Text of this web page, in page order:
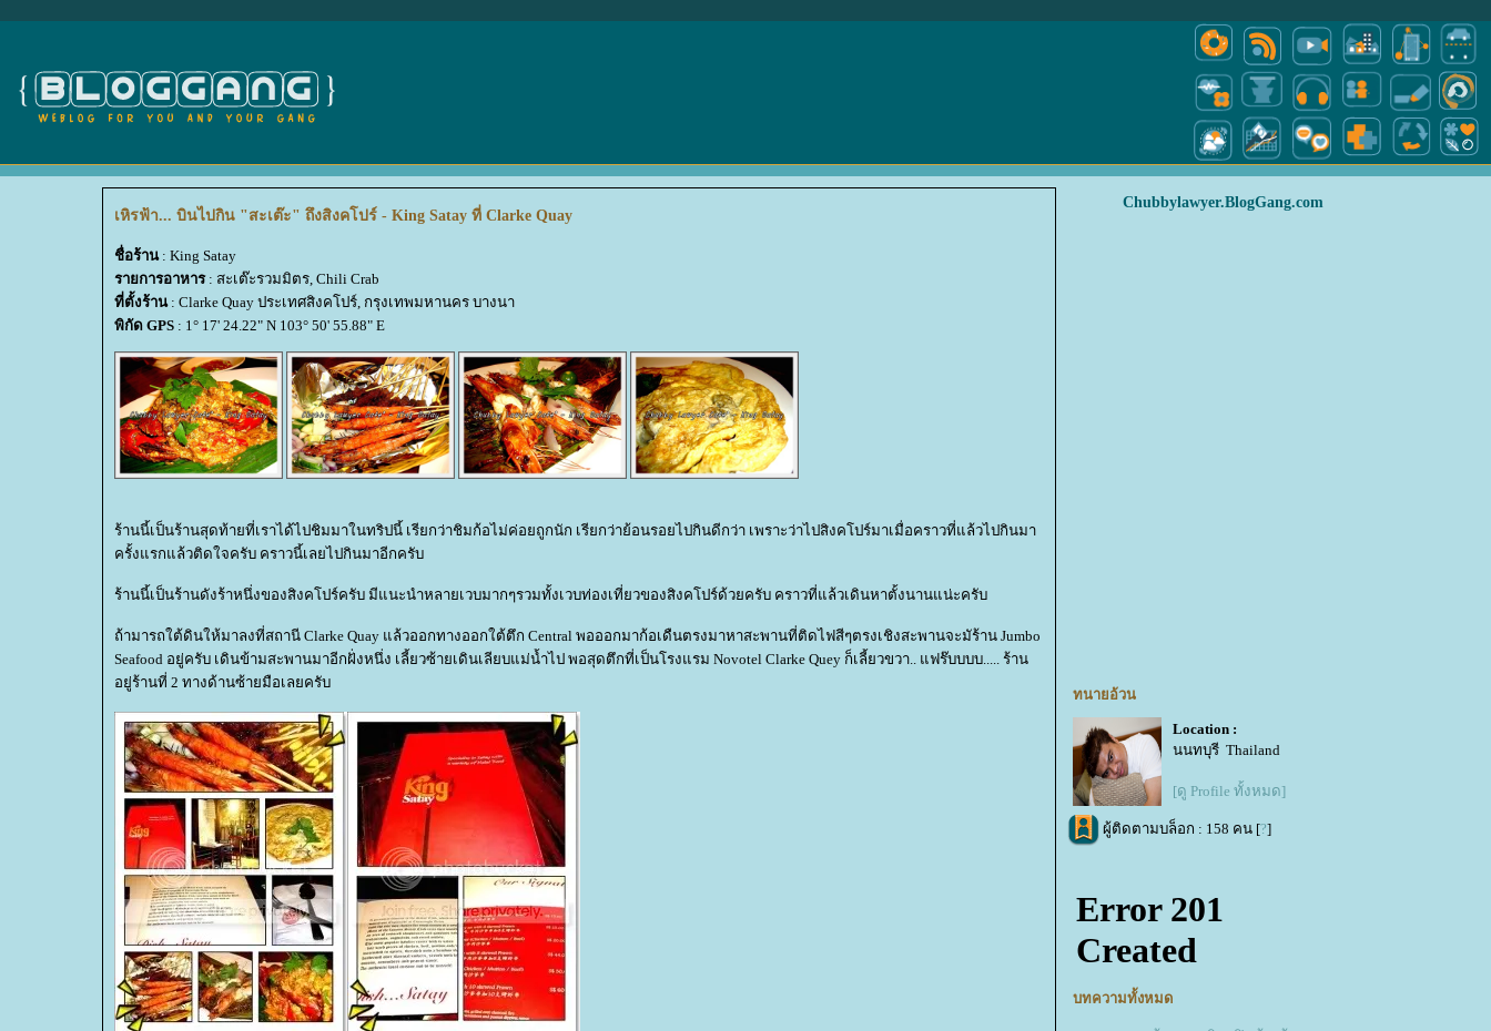
เหิรฟ้า... บินไปกิน "สะเต๊ะ" ถึงสิงคโปร์ - King Satay ที่ Clarke Quay
ชื่อร้าน: King Satay
รายการอาหาร: สะเต๊ะรวมมิตร, Chili Crab
ที่ตั้งร้าน: Clarke Quay ประเทศสิงคโปร์, กรุงเทพมหานคร บางนา
พิกัด GPS : 1° 17' 24.22" N 103° 50' 55.88" E
ร้านนี้เป็นร้านสุดท้ายที่เราได้ไปชิมมาในทริปนี้ เรียกว่าชิมก้อไม่ค่อยถูกนัก เรียกว่าย้อนรอยไปกินดีกว่า เพราะว่าไปสิงคโปร์มาเมื่อคราวที่แล้วไปกินมา
ครั้งแรกแล้วติดใจครับ คราวนี้เลยไปกินมาอีกครับ
ร้านนี้เป็นร้านดังร้าหนึ่งของสิงคโปร์ครับ มีแนะนำหลายเวบมากๆรวมทั้งเวบท่องเที่ยวของสิงคโปร์ด้วยครับ คราวที่แล้วเดินหาตั้งนานแน่ะครับ
ถ้ามารถใต้ดินให้มาลงที่สถานี Clarke Quay แล้วออกทางออกใต้ตึก Central พอออกมาก้อเดืนตรงมาหาสะพานที่ติดไฟสีๆตรงเชิงสะพานจะมัร้าน Jumbo
Seafood อยู่ครับ เดินข้ามสะพานมาอีกฝั่งหนึ่ง เลี้ยวซ้ายเดินเลียบแม่น้ำไป พอสุดตึกที่เป็นโรงแรม Novotel Clarke Quey ก็เลี้ยวขวา.. แฟร๊บบบบ..... ร้าน
อยู่ร้านที่ 2 ทางด้านซ้ายมือเลยครับ
Chubbylawyer.BlogGang.com
ทนายอ้วน
Location :
นนทบุรี Thailand
[ดู Profile ทั้งหมด]
ผู้ติดตามบล็อก : 158 คน [?]
บทความทั้งหมด